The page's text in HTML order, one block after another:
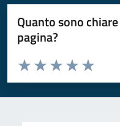
Quanto sono
pagina?
Valuta da 1 a 5 stelle la pagina
Valuta 5
Valuta 4
Valuta 3 stelle
Valuta 2 stelle su 5
Valuta 1 stelle su 5